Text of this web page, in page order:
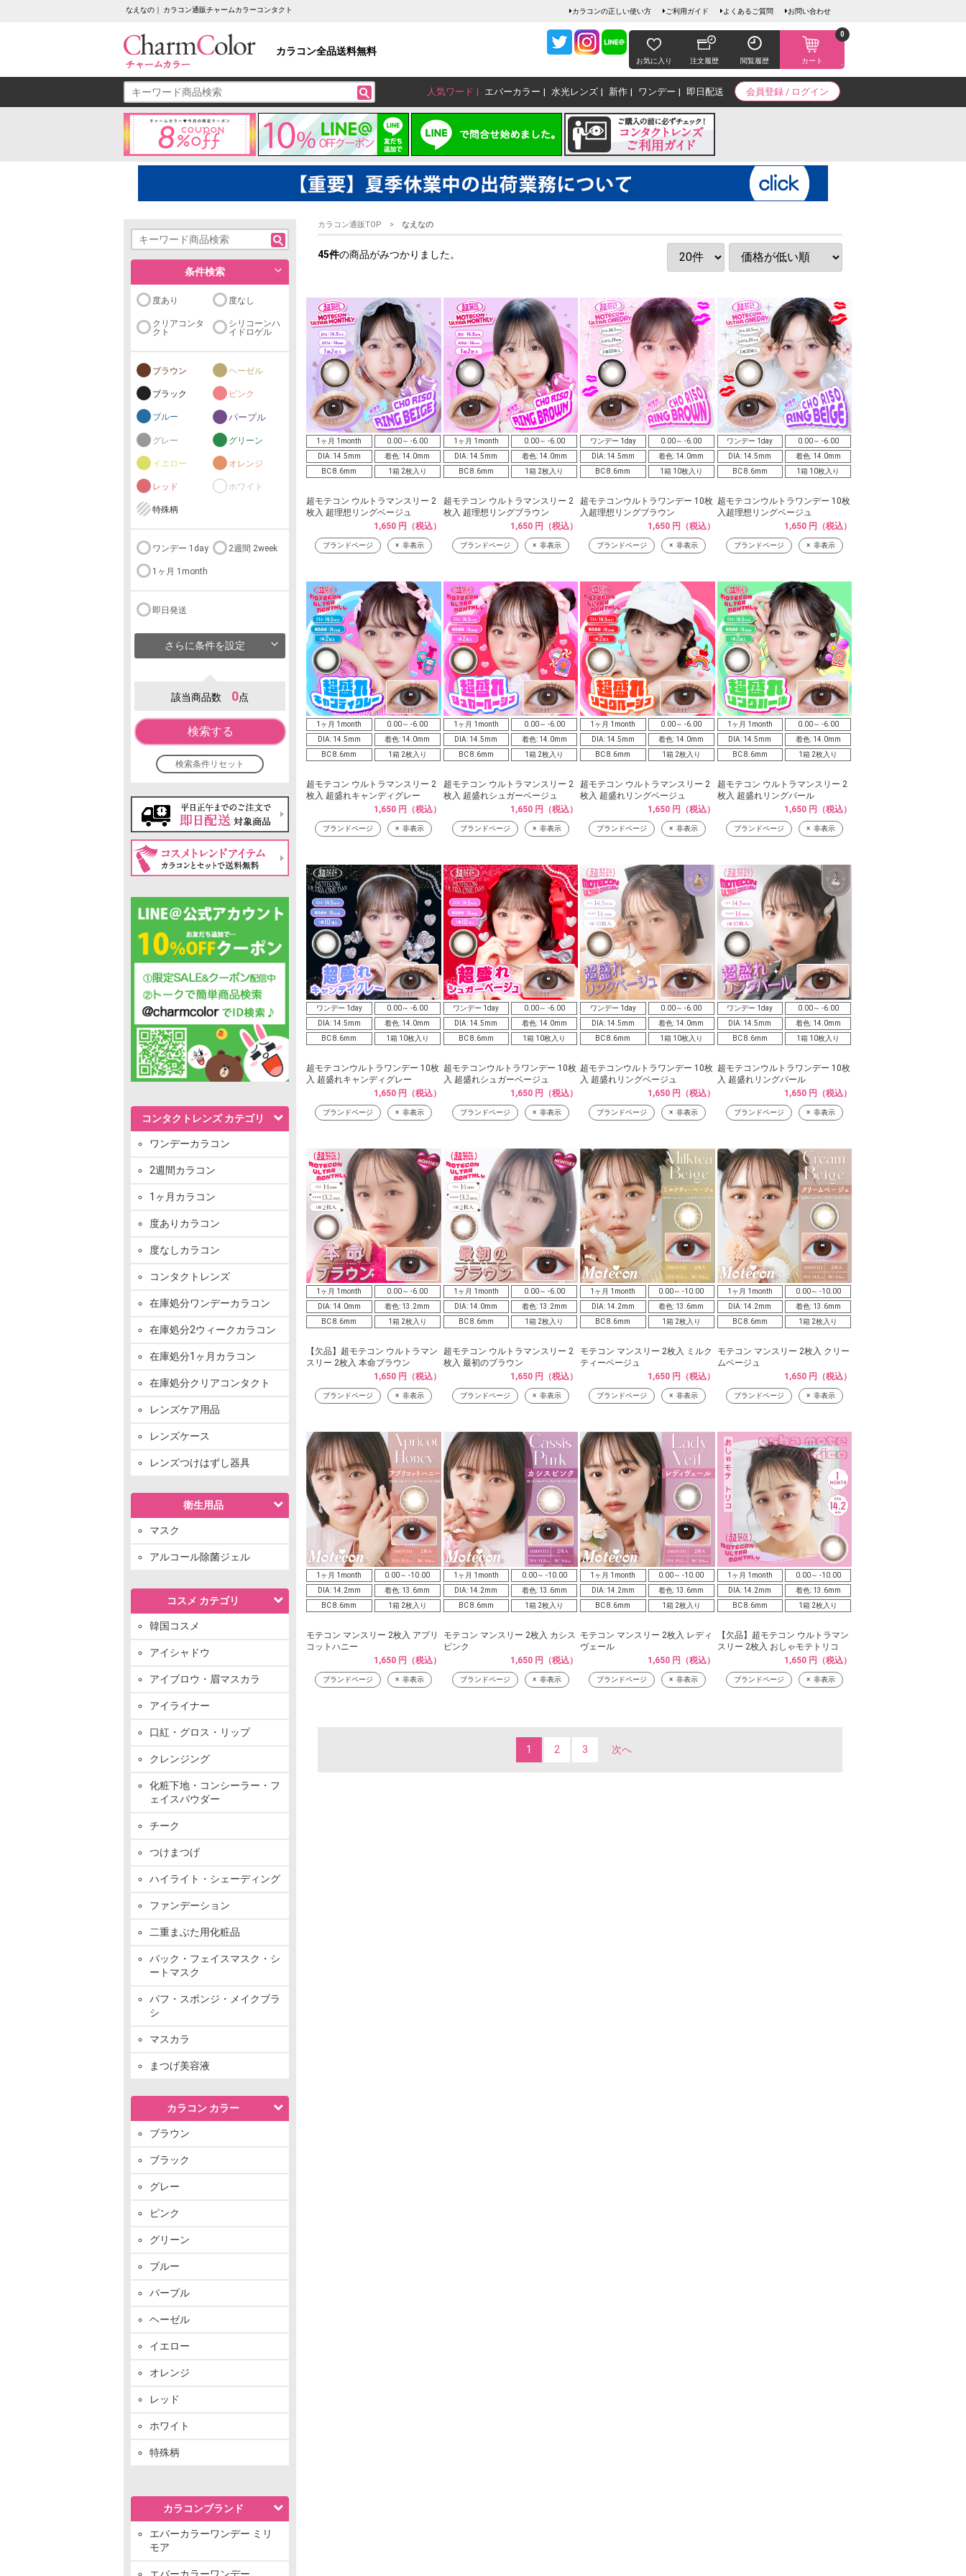
なえなの｜ カラコン通販チャームカラーコンタクト カラコンの正しい使い方 ご利用ガイド よくあるご質問 お問い合わせ
カラコン全品送料無料
お気に入り 注文履歴 閲覧履歴 カート
0
会員登録 / ログイン
人気ワード エバーカラー 水光レンズ 新作 ワンデー 即日配送
条件検索
度あり 度なし
クリアコンタ
クト
シリコーンハ
イドロゲル
ブラウン ヘーゼル
ブラック ピンク
ブルー パープル
グレー グリーン
イエロー オレンジ
レッド ホワイト
特殊柄
ワンデー 1day 2週間 2week
1ヶ月 1month
即日発送
さらに条件を設定
該当商品数 0点
検索する
検索条件リセット
コンタクトレンズ カテゴリ
ワンデーカラコン
2週間カラコン
1ヶ月カラコン
度ありカラコン
度なしカラコン
コンタクトレンズ
在庫処分ワンデーカラコン
在庫処分2ウィークカラコン
在庫処分1ヶ月カラコン
在庫処分クリアコンタクト
レンズケア用品
レンズケース
レンズつけはずし器具
衛生用品
マスク
アルコール除菌ジェル
コスメ カテゴリ
韓国コスメ
アイシャドウ
アイブロウ・眉マスカラ
アイライナー
口紅・グロス・リップ
クレンジング
化粧下地・コンシーラー・フ
ェイスパウダー
チーク
つけまつげ
ハイライト・シェーディング
ファンデーション
二重まぶた用化粧品
パック・フェイスマスク・シ
ートマスク
パフ・スポンジ・メイクブラ
シ
マスカラ
まつげ美容液
カラコン カラー
ブラウン
ブラック
グレー
ピンク
グリーン
ブルー
パープル
ヘーゼル
イエロー
オレンジ
レッド
ホワイト
特殊柄
カラコンブランド
エバーカラーワンデー ミリ
モア
エバーカラーワンデー
カラコン通販TOP なえなの
45件の商品がみつかりました。
1ヶ月 1month
0.00～ -6.00
DIA: 14.5mm
着色: 14.0mm
BC 8.6mm
1箱 2枚入り
超モテコン ウルトラマンスリー 2
枚入 超理想リングベージュ
1,650 円（税込）
ブランドページ 非表示
1ヶ月 1month
0.00～ -6.00
DIA: 14.5mm
着色: 14.0mm
BC 8.6mm
1箱 2枚入り
超モテコン ウルトラマンスリー 2
枚入 超理想リングブラウン
1,650 円（税込）
ブランドページ 非表示
ワンデー 1day
0.00～ -6.00
DIA: 14.5mm
着色: 14.0mm
BC 8.6mm
1箱 10枚入り
超モテコンウルトラワンデー 10枚
入超理想リングブラウン
1,650 円（税込）
ブランドページ 非表示
ワンデー 1day
0.00～ -6.00
DIA: 14.5mm
着色: 14.0mm
BC 8.6mm
1箱 10枚入り
超モテコンウルトラワンデー 10枚
入超理想リングベージュ
1,650 円（税込）
ブランドページ 非表示
1ヶ月 1month
0.00～ -6.00
DIA: 14.5mm
着色: 14.0mm
BC 8.6mm
1箱 2枚入り
超モテコン ウルトラマンスリー 2
枚入 超盛れキャンディグレー
1,650 円（税込）
ブランドページ 非表示
1ヶ月 1month
0.00～ -6.00
DIA: 14.5mm
着色: 14.0mm
BC 8.6mm
1箱 2枚入り
超モテコン ウルトラマンスリー 2
枚入 超盛れシュガーベージュ
1,650 円（税込）
ブランドページ 非表示
1ヶ月 1month
0.00～ -6.00
DIA: 14.5mm
着色: 14.0mm
BC 8.6mm
1箱 2枚入り
超モテコン ウルトラマンスリー 2
枚入 超盛れリングベージュ
1,650 円（税込）
ブランドページ 非表示
1ヶ月 1month
0.00～ -6.00
DIA: 14.5mm
着色: 14.0mm
BC 8.6mm
1箱 2枚入り
超モテコン ウルトラマンスリー 2
枚入 超盛れリングパール
1,650 円（税込）
ブランドページ 非表示
ワンデー 1day
0.00～ -6.00
DIA: 14.5mm
着色: 14.0mm
BC 8.6mm
1箱 10枚入り
超モテコンウルトラワンデー 10枚
入 超盛れキャンディグレー
1,650 円（税込）
ブランドページ 非表示
ワンデー 1day
0.00～ -6.00
DIA: 14.5mm
着色: 14.0mm
BC 8.6mm
1箱 10枚入り
超モテコンウルトラワンデー 10枚
入 超盛れシュガーベージュ
1,650 円（税込）
ブランドページ 非表示
ワンデー 1day
0.00～ -6.00
DIA: 14.5mm
着色: 14.0mm
BC 8.6mm
1箱 10枚入り
超モテコンウルトラワンデー 10枚
入 超盛れリングベージュ
1,650 円（税込）
ブランドページ 非表示
ワンデー 1day
0.00～ -6.00
DIA: 14.5mm
着色: 14.0mm
BC 8.6mm
1箱 10枚入り
超モテコンウルトラワンデー 10枚
入 超盛れリングパール
1,650 円（税込）
ブランドページ 非表示
1ヶ月 1month
0.00～ -6.00
DIA: 14.0mm
着色: 13.2mm
BC 8.6mm
1箱 2枚入り
【欠品】超モテコン ウルトラマン
スリー 2枚入 本命ブラウン
1,650 円（税込）
ブランドページ 非表示
1ヶ月 1month
0.00～ -6.00
DIA: 14.0mm
着色: 13.2mm
BC 8.6mm
1箱 2枚入り
超モテコン ウルトラマンスリー 2
枚入 最初のブラウン
1,650 円（税込）
ブランドページ 非表示
1ヶ月 1month
0.00～ -10.00
DIA: 14.2mm
着色: 13.6mm
BC 8.6mm
1箱 2枚入り
モテコン マンスリー 2枚入 ミルク
ティーベージュ
1,650 円（税込）
ブランドページ 非表示
1ヶ月 1month
0.00～ -10.00
DIA: 14.2mm
着色: 13.6mm
BC 8.6mm
1箱 2枚入り
モテコン マンスリー 2枚入 クリー
ムベージュ
1,650 円（税込）
ブランドページ 非表示
1ヶ月 1month
0.00～ -10.00
DIA: 14.2mm
着色: 13.6mm
BC 8.6mm
1箱 2枚入り
モテコン マンスリー 2枚入 アプリ
コットハニー
1,650 円（税込）
ブランドページ 非表示
1ヶ月 1month
0.00～ -10.00
DIA: 14.2mm
着色: 13.6mm
BC 8.6mm
1箱 2枚入り
モテコン マンスリー 2枚入 カシス
ピンク
1,650 円（税込）
ブランドページ 非表示
1ヶ月 1month
0.00～ -10.00
DIA: 14.2mm
着色: 13.6mm
BC 8.6mm
1箱 2枚入り
モテコン マンスリー 2枚入 レディ
ヴェール
1,650 円（税込）
ブランドページ 非表示
1ヶ月 1month
0.00～ -10.00
DIA: 14.2mm
着色: 13.6mm
BC 8.6mm
1箱 2枚入り
【欠品】超モテコン ウルトラマン
スリー 2枚入 おしゃモテトリコ
1,650 円（税込）
ブランドページ 非表示
1 2 3 次へ